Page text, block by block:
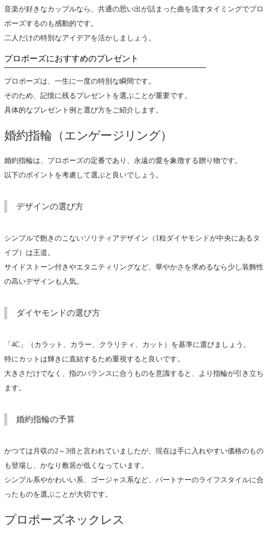
音楽が好きなカップルなら、共通の思い出が詰まった曲を流すタイミングでプロ
ポーズするのも感動的です。
二人だけの特別なアイデアを活かしましょう。
プロポーズにおすすめのプレゼント
プロポーズは、一生に一度の特別な瞬間です。
そのため、記憶に残るプレゼントを選ぶことが重要です。
具体的なプレゼント例と選び方をご紹介します。
婚約指輪（エンゲージリング）
婚約指輪は、プロポーズの定番であり、永遠の愛を象徴する贈り物です。
以下のポイントを考慮して選ぶと良いでしょう。
デザインの選び方
シンプルで飽きのこないソリティアデザイン（1粒ダイヤモンドが中央にあるタ
イプ）は王道。
サイドストーン付きやエタニティリングなど、華やかさを求めるなら少し装飾性
の高いデザインも人気。
ダイヤモンドの選び方
「4C」（カラット、カラー、クラリティ、カット）を基準に選びましょう。
特にカットは輝きに直結するため重視すると良いです。
大きさだけでなく、指のバランスに合うものを意識すると、より指輪が引き立ち
ます。
婚約指輪の予算
かつては月収の2～3倍と言われていましたが、現在は手に入れやすい価格のもの
も登場し、かなり敷居が低くなっています。
シンプル系やかわいい系、ゴージャス系など、パートナーのライフスタイルに合
ったものを選ぶことが大切です。
プロポーズネックレス